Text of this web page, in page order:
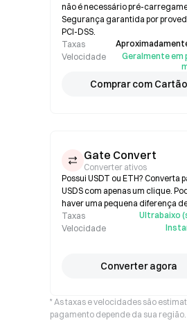
não é necessário pré-
Segurança garantida por
PCI-DSS.
Taxas
Velocidade
Geralmente em
Comprar com Cartão
Gate Convert
Converter ativos
Possui USDT ou ETH? Converta
USDS com apenas um clique.
haver uma pequena diferença
Taxas
Ultrabaixo
Velocidade
Converter agora
* As taxas e velocidades são
pagamento depende da sua região.